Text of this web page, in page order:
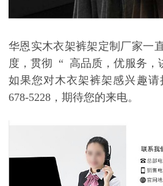
华恩实木衣架裤架定制厂家一
度，贯彻
“ 高品质，优服务，
如果您对木衣架裤架感兴趣请
678-5228 ，期待您的来电。